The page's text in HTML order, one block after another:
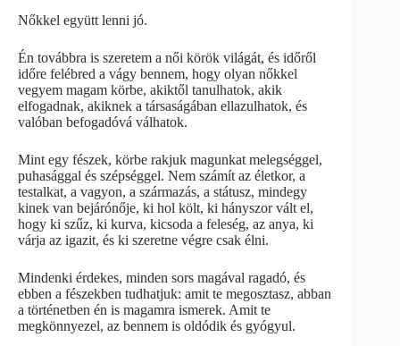
Nőkkel együtt lenni jó.
Én továbbra is szeretem a női körök világát, és időről
időre felébred a vágy bennem, hogy olyan nőkkel
vegyem magam körbe, akiktől tanulhatok, akik
elfogadnak, akiknek a társaságában ellazulhatok, és
valóban befogadóvá válhatok.
Mint egy fészek, körbe rakjuk magunkat melegséggel,
puhasággal és szépséggel. Nem számít az életkor, a
testalkat, a vagyon, a származás, a státusz, mindegy
kinek van bejárónője, ki hol költ, ki hányszor vált el,
hogy ki szűz, ki kurva, kicsoda a feleség, az anya, ki
várja az igazit, és ki szeretne végre csak élni.
Mindenki érdekes, minden sors magával ragadó, és
ebben a fészekben tudhatjuk: amit te megosztasz, abban
a történetben én is magamra ismerek. Amit te
megkönnyezel, az bennem is oldódik és gyógyul.